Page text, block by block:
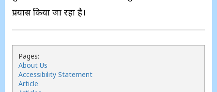
प्रयास किया जा रहा है।
Pages:
About Us
Accessibility Statement
Article